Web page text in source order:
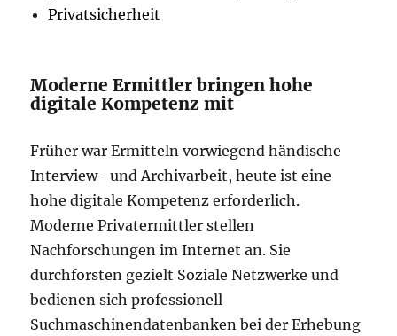
Privatsicherheit
Moderne Ermittler bringen hohe
digitale Kompetenz mit
Früher war Ermitteln vorwiegend händische
Interview- und Archivarbeit, heute ist eine
hohe digitale Kompetenz erforderlich.
Moderne Privatermittler stellen
Nachforschungen im Internet an. Sie
durchforsten gezielt Soziale Netzwerke und
bedienen sich professionell
Suchmaschinendatenbanken bei der Erhebung